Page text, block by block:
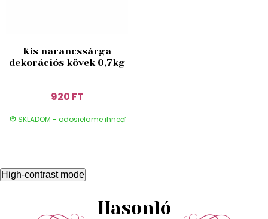
Kis narancssárga
dekorációs kövek 0,7kg
920 FT
SKLADOM - odosielame ihneď
High-contrast mode
Hasonló